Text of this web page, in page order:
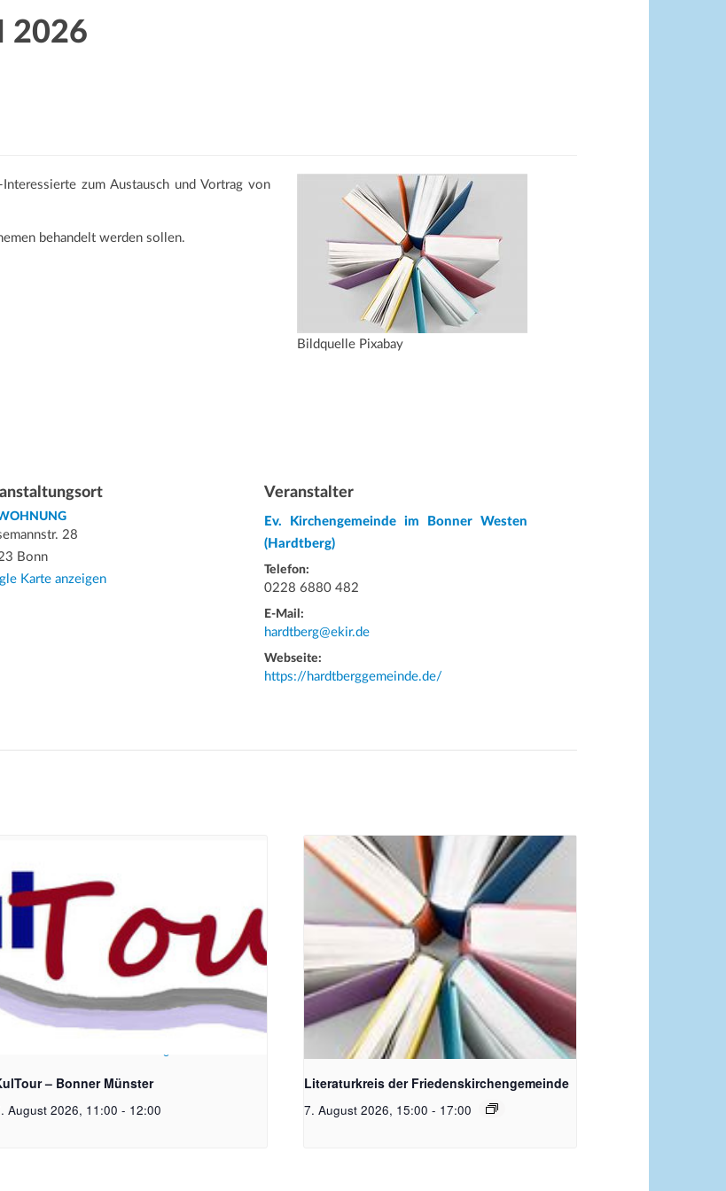
2026
zum Austausch und Vortrag von
behandelt werden sollen.
Bildquelle Pixabay
28
Bonn
Karte anzeigen
Veranstalter
Ev. Kirchengemeinde im Bonner Westen
(Hardtberg)
Telefon:
0228 6880 482
E-Mail:
hardtberg@ekir.de
Webseite:
https://hardtberggemeinde.de/
– Bonner Münster
August 2026, 11:00 - 12:00
Bildquelle Pixabay
Literaturkreis der Friedenskirchengemeinde
7. August 2026, 15:00 - 17:00